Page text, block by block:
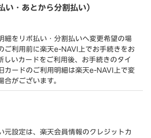
い・あとから分割払い）
細をリボ払い・分割払いへ変更希望の場
ご利用前に楽天e-NAVI上でお手続きをお
しいカードをご利用後、お手続きのタイ
カードのご利用明細は楽天e-NAVI上で変
合がございます。
元設定は、楽天会員情報のクレジットカ